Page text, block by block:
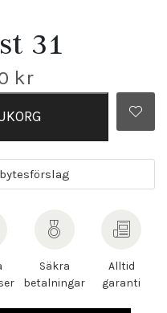
31
kr
Säkra
betalningar
Alltid
garanti